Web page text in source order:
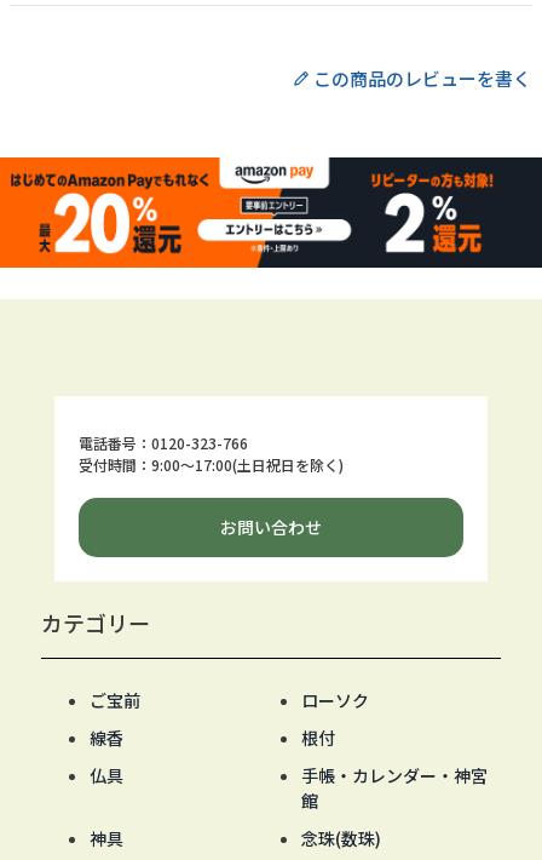
電話番号：0120-323-766
受付時間：9:00～17:00(土日祝日を除く)
お問い合わせ
カテゴリー
ご宝前
ローソク
線香
根付
仏具
手帳・カレンダー・神宮
館
神具
念珠(数珠)